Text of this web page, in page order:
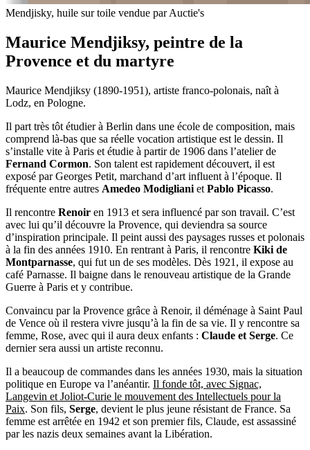
Mendjisky, huile sur toile vendue par Auctie's
Maurice Mendjiksy, peintre de la
Provence et du martyre
Maurice Mendjiksy (1890-1951), artiste franco-polonais, naît à
Lodz, en Pologne.
Il part très tôt étudier à Berlin dans une école de composition, mais
comprend là-bas que sa réelle vocation artistique est le dessin. Il
s’installe vite à Paris et étudie à partir de 1906 dans l’atelier de
Fernand Cormon. Son talent est rapidement découvert, il est
exposé par Georges Petit, marchand d’art influent à l’époque. Il
fréquente entre autres Amedeo Modigliani et Pablo Picasso.
Il rencontre Renoir en 1913 et sera influencé par son travail. C’est
avec lui qu’il découvre la Provence, qui deviendra sa source
d’inspiration principale. Il peint aussi des paysages russes et polonais
à la fin des années 1910. En rentrant à Paris, il rencontre Kiki de
Montparnasse, qui fut un de ses modèles. Dès 1921, il expose au
café Parnasse. Il baigne dans le renouveau artistique de la Grande
Guerre à Paris et y contribue.
Convaincu par la Provence grâce à Renoir, il déménage à Saint Paul
de Vence où il restera vivre jusqu’à la fin de sa vie. Il y rencontre sa
femme, Rose, avec qui il aura deux enfants : Claude et Serge. Ce
dernier sera aussi un artiste reconnu.
Il a beaucoup de commandes dans les années 1930, mais la situation
politique en Europe va l’anéantir. Il fonde tôt, avec Signac,
Langevin et Joliot-Curie le mouvement des Intellectuels pour la
Paix. Son fils, Serge, devient le plus jeune résistant de France. Sa
femme est arrêtée en 1942 et son premier fils, Claude, est assassiné
par les nazis deux semaines avant la Libération.